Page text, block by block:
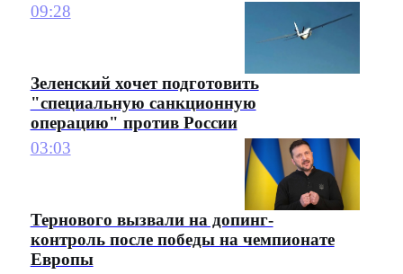
09:28
Зеленский хочет подготовить
"специальную санкционную
операцию" против России
03:03
Тернового вызвали на допинг-
контроль после победы на чемпионате
Европы